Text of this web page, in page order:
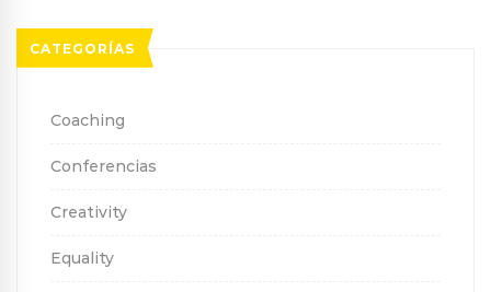
CATEGORÍAS
Coaching
Conferencias
Creativity
Equality